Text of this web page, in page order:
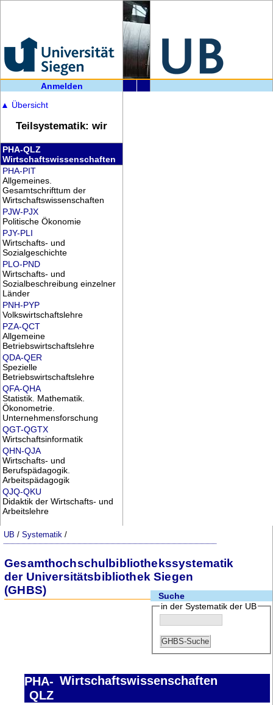
Anmelden
▲ Übersicht
Teilsystematik: wir
PHA-QLZ
Wirtschaftswissenschaften
PHA-PIT
Allgemeines.
Gesamtschrifttum der
Wirtschaftswissenschaften
PJW-PJX
Politische Ökonomie
PJY-PLI
Wirtschafts- und
Sozialgeschichte
PLO-PND
Wirtschafts- und
Sozialbeschreibung einzelner
Länder
PNH-PYP
Volkswirtschaftslehre
PZA-QCT
Allgemeine
Betriebswirtschaftslehre
QDA-QER
Spezielle
Betriebswirtschaftslehre
QFA-QHA
Statistik. Mathematik.
Ökonometrie.
Unternehmensforschung
QGT-QGTX
Wirtschaftsinformatik
QHN-QJA
Wirtschafts- und
Berufspädagogik.
Arbeitspädagogik
QJQ-QKU
Didaktik der Wirtschafts- und
Arbeitslehre
UB /Systematik /
Gesamthochschulbibliothekssystematik
der Universitätsbibliothek Siegen
(GHBS)
Suche
in der Systematik der UB
PHA-
QLZ
Wirtschaftswissenschaften